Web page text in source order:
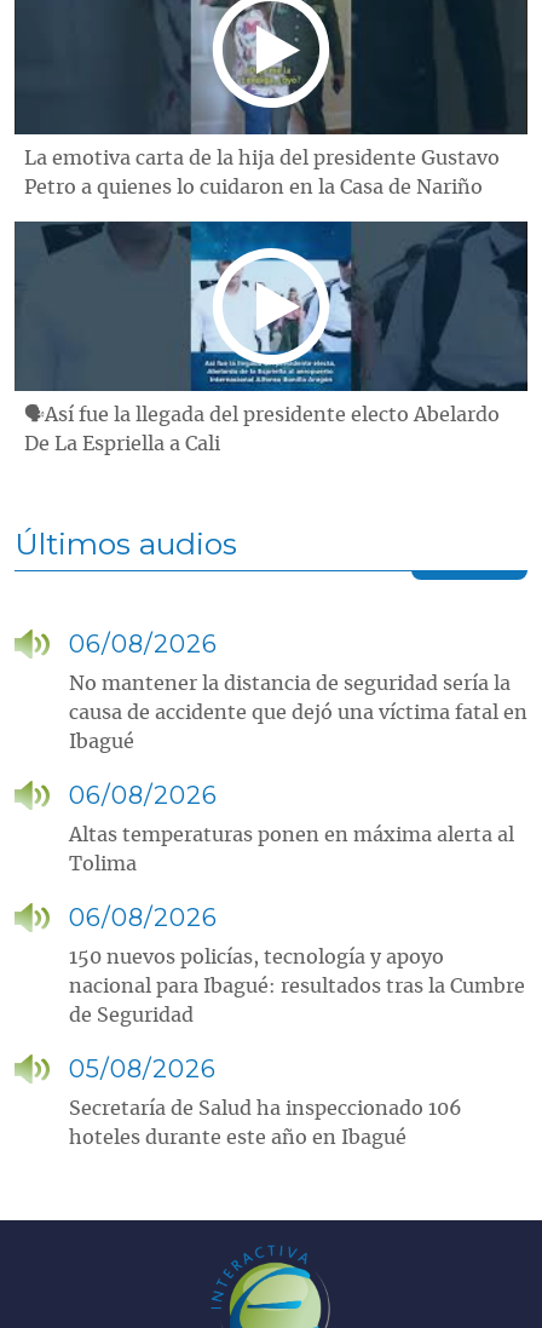
La emotiva carta de la hija del presidente Gustavo
Petro a quienes lo cuidaron en la Casa de Nariño
🗣Así fue la llegada del presidente electo Abelardo
De La Espriella a Cali
Últimos audios
06/08/2026
No mantener la distancia de seguridad sería la
causa de accidente que dejó una víctima fatal en
Ibagué
06/08/2026
Altas temperaturas ponen en máxima alerta al
Tolima
06/08/2026
150 nuevos policías, tecnología y apoyo
nacional para Ibagué: resultados tras la Cumbre
de Seguridad
05/08/2026
Secretaría de Salud ha inspeccionado 106
hoteles durante este año en Ibagué